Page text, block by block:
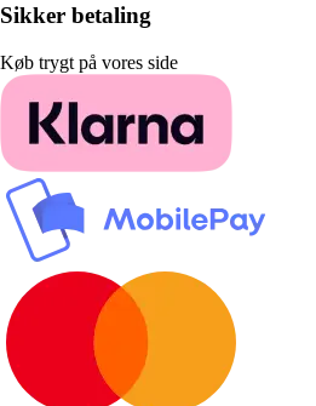
Sikker betaling
Køb trygt på vores side